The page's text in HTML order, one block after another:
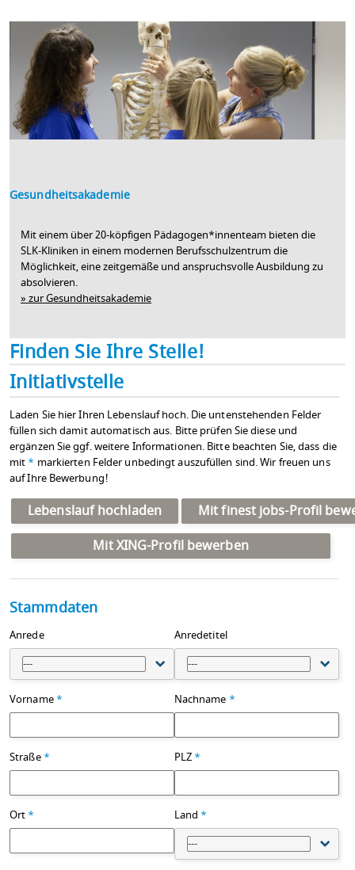
Gesundheitsakademie
Mit einem über 20-köpfigen Pädagogen*innenteam bieten die
SLK-Kliniken in einem modernen Berufsschulzentrum die
Möglichkeit, eine zeitgemäße und anspruchsvolle Ausbildung zu
absolvieren.
» zur Gesundheitsakademie
Finden Sie Ihre Stelle!
Initiativstelle
Laden Sie hier Ihren Lebenslauf hoch. Die untenstehenden Felder
füllen sich damit automatisch aus. Bitte prüfen Sie diese und
ergänzen Sie ggf. weitere Informationen. Bitte beachten Sie, dass die
mit * markierten Felder unbedingt auszufüllen sind. Wir freuen uns
auf Ihre Bewerbung!
Lebenslauf hochladen
Mit finest jobs-Profil
Mit XING-Profil bewerben
Stammdaten
Anrede
---
Anredetitel
---
Vorname * Nachname *
Straße * PLZ *
Ort * Land *
---